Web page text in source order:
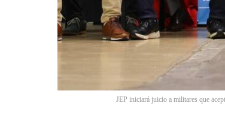
JEP iniciará juicio a militares que